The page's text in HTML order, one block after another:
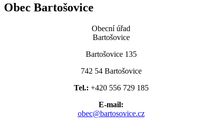
Obec Bartošovice
Obecní úřad
Bartošovice
Bartošovice 135
742 54 Bartošovice
Tel.: +420 556 729 185
E-mail:
obec@bartosovice.cz